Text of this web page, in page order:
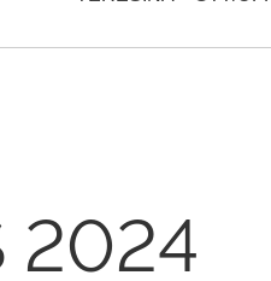
2024